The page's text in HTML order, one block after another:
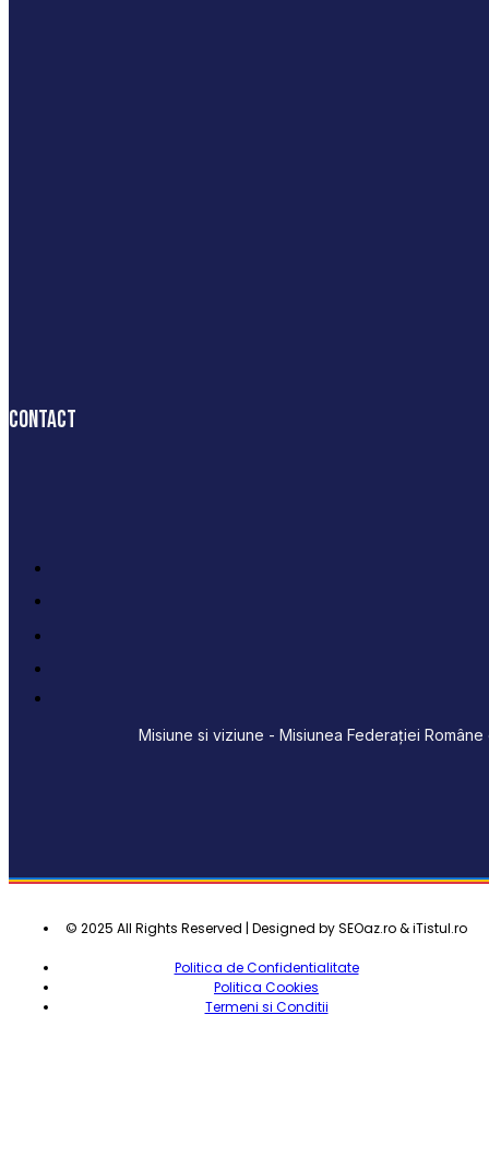
Contact
Misiune si viziune - Misiunea Federației
© 2025 All Rights Reserved | Designed by SEOaz.ro & iTistul.ro
Politica de Confidentialitate
Politica Cookies
Termeni si Conditii